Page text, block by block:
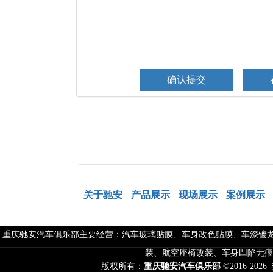
关于驰安 产品展示 现场展示 案例展示
重庆驰安汽车俱乐部主要经营：汽车玻璃贴膜、车身改色贴膜、车漆
装、航空座椅改装、车身凹陷无
版权所有： 重庆驰安汽车俱乐部©2016-2026